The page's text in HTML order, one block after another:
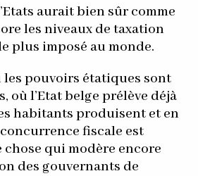
aurait bien sûr comme
les niveaux de taxation
plus imposé au monde.
les pouvoirs étatiques sont
où l’Etat belge prélève déjà
habitants produisent et en
concurrence fiscale est
qui modère encore
des gouvernants de